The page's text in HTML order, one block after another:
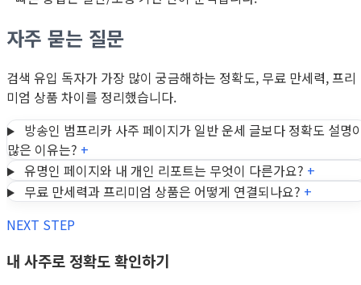
자주 묻는 질문
검색 유입 독자가 가장 많이 궁금해하는 정확도, 무료 만세력, 프리
미엄 상품 차이를 정리했습니다.
방송인 범프리카 사주 페이지가 일반 운세 글보다 정확도 설명
많은 이유는? +
유명인 페이지와 내 개인 리포트는 무엇이 다른가요? +
무료 만세력과 프리미엄 상품은 어떻게 연결되나요? +
NEXT STEP
내 사주로 정확도 확인하기